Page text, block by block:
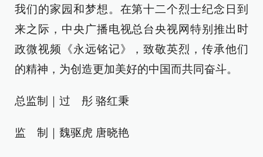
我们的家园和梦想。在第十二个烈士纪念日到
来之际，中央广播电视总台央视网特别推出时
政微视频《永远铭记》，致敬英烈，传承他们
的精神，为创造更加美好的中国而共同奋斗。
总监制｜过 彤 骆红秉
监 制｜魏驱虎 唐晓艳